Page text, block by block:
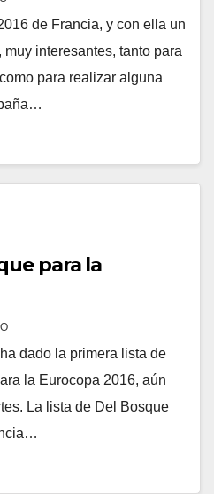
de Francia, y con ella un
interesantes, tanto para
para realizar alguna
para la
dado la primera lista de
la Eurocopa 2016, aún
La lista de Del Bosque